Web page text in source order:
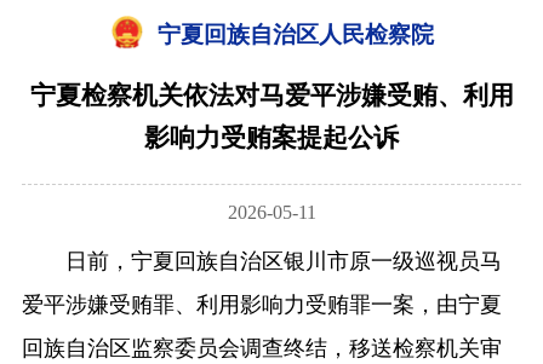
宁夏回族自治区人民检察院
宁夏检察机关依法对马爱平涉嫌受贿、利用
影响力受贿案提起公诉
2026-05-11
日前，宁夏回族自治区银川市原一级巡视员马
爱平涉嫌受贿罪、利用影响力受贿罪一案，由宁夏
回族自治区监察委员会调查终结，移送检察机关审